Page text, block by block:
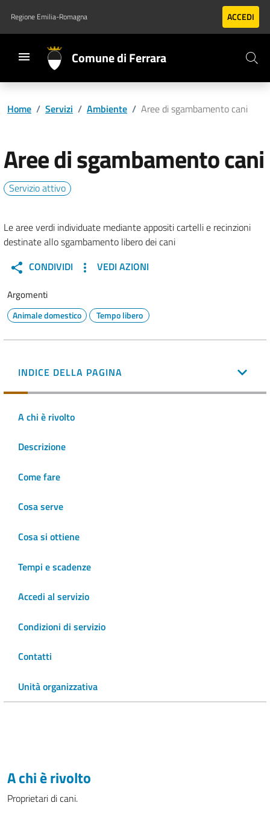
Vai al contenuto principale
Vai al footer
Regione Emilia-Romagna ACCEDI
Comune di Ferrara
Home / Servizi / Ambiente / Aree di sgambamento cani
Aree di sgambamento cani
Servizio attivo
Le aree verdi individuate mediante appositi cartelli e recinzioni
destinate allo sgambamento libero dei cani
CONDIVIDI
VEDI AZIONI
Argomenti
Animale domestico Tempo libero
INDICE DELLA PAGINA
A chi è rivolto
Descrizione
Come fare
Cosa serve
Cosa si ottiene
Tempi e scadenze
Accedi al servizio
Condizioni di servizio
Contatti
Unità organizzativa
A chi è rivolto
Proprietari di cani.